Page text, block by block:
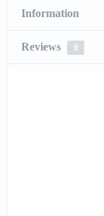
Information
Reviews 0